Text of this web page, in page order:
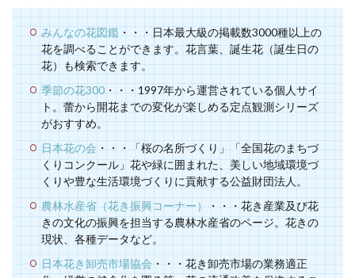
みんなの花図鑑 ・・・日本最大級の掲載数3000種以上の
花を調べることができます。花言葉、誕生花（誕生日の
花）も検索できます。
季節の花300・・・1997年から運営されている個人サイ
ト。蕾から開花までの変化が楽しめる定点観測シリーズ
がおすすめ。
日本花の会・・・「桜の名所づくり」「全国花のまちづ
くりコンクール」花や緑に囲まれた、美しい地域環境づ
くりや豊な生活環境づくりに貢献する公益財団法人。
農林水産省（花き振興コーナー）・・・花き産業及び花
きの文化の振興を担当する農林水産省のページ。花きの
現状、各種データなど。
日本花き卸売市場協会・・・花き卸売市場の業務適正